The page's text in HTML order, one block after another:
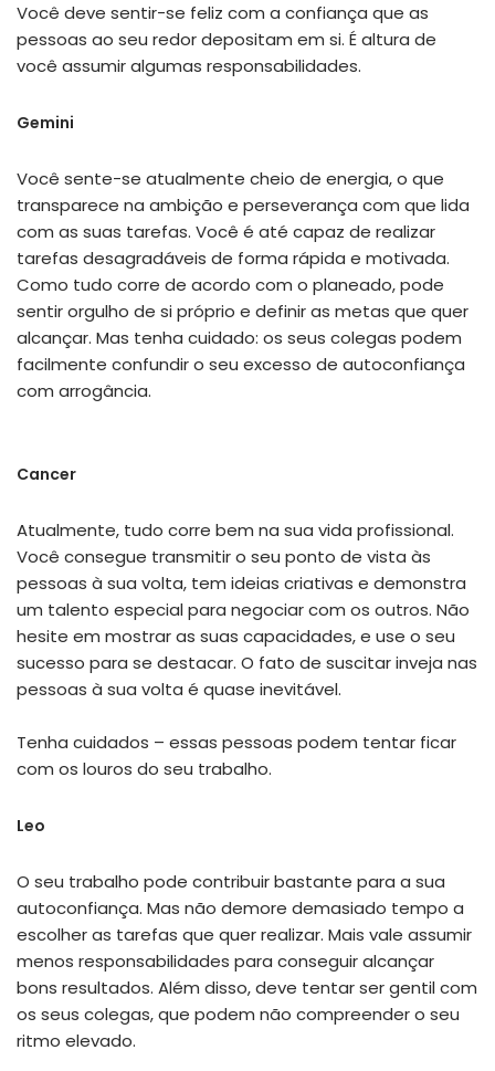
Você deve sentir-se feliz com a confiança que as
pessoas ao seu redor depositam em si. É altura de
você assumir algumas responsabilidades.
Gemini
Você sente-se atualmente cheio de energia, o que
transparece na ambição e perseverança com que lida
com as suas tarefas. Você é até capaz de realizar
tarefas desagradáveis de forma rápida e motivada.
Como tudo corre de acordo com o planeado, pode
sentir orgulho de si próprio e definir as metas que quer
alcançar. Mas tenha cuidado: os seus colegas podem
facilmente confundir o seu excesso de autoconfiança
com arrogância.
Cancer
Atualmente, tudo corre bem na sua vida profissional.
Você consegue transmitir o seu ponto de vista às
pessoas à sua volta, tem ideias criativas e demonstra
um talento especial para negociar com os outros. Não
hesite em mostrar as suas capacidades, e use o seu
sucesso para se destacar. O fato de suscitar inveja nas
pessoas à sua volta é quase inevitável.
Tenha cuidados – essas pessoas podem tentar ficar
com os louros do seu trabalho.
Leo
O seu trabalho pode contribuir bastante para a sua
autoconfiança. Mas não demore demasiado tempo a
escolher as tarefas que quer realizar. Mais vale assumir
menos responsabilidades para conseguir alcançar
bons resultados. Além disso, deve tentar ser gentil com
os seus colegas, que podem não compreender o seu
ritmo elevado.